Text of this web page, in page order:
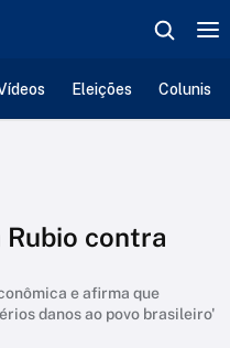
Eleições
contra
e afirma que
danos ao povo brasileiro'